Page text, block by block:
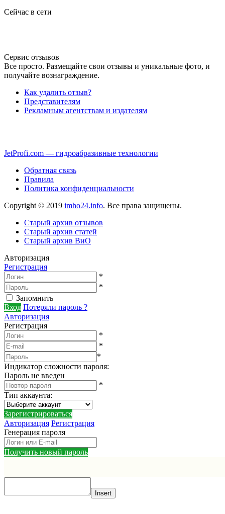
Сейчас в сети
Сервис отзывов
Все просто. Размещайте свои отзывы и уникальные фото, и
получайте вознаграждение.
Как удалить отзыв?
Представителям
Рекламным агентствам и издателям
JetProfi.com — гидроабразивные технологии
Обратная связь
Правила
Политика конфиденциальности
Copyright © 2019 imho24.info. Все права защищены.
Старый архив отзывов
Старый архив статей
Старый архив ВиО
Авторизация
Регистрация
*
*
Запомнить
Вход Потеряли пароль ?
Авторизация
Регистрация
*
*
*
Индикатор сложности пароля:
Пароль не введен
*
Тип аккаунта:
Зарегистрироваться
Авторизация Регистрация
Генерация пароля
Получить новый пароль
Insert